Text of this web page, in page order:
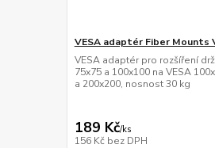
VESA adaptér Fiber Mounts
VESA adaptér pro rozšíření
75x75 a 100x100 na VESA
a 200x200, nosnost 30 kg
189 Kč/ks
156 Kč bez DPH